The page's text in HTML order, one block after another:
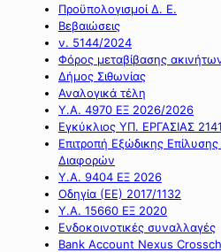
Προϋπολογισμοί Δ. Ε.
Βεβαιώσεις
ν. 5144/2024
Φόρος μεταβίβασης
Δήμος Σιθωνίας
Αναλογικά τέλη
Υ.Α. 4970 ΕΞ 2026/2026
Εγκύκλιος ΥΠ. ΕΡΓΑΣΙΑΣ
Επιτροπή Εξώδικης
Διαφορών
Υ.Α. 9404 ΕΞ 2026
Οδηγία (ΕΕ) 2017/1132
Υ.Α. 15660 ΕΞ 2020
Ενδοκοινοτικές συναλλαγές
Bank Account Nexus